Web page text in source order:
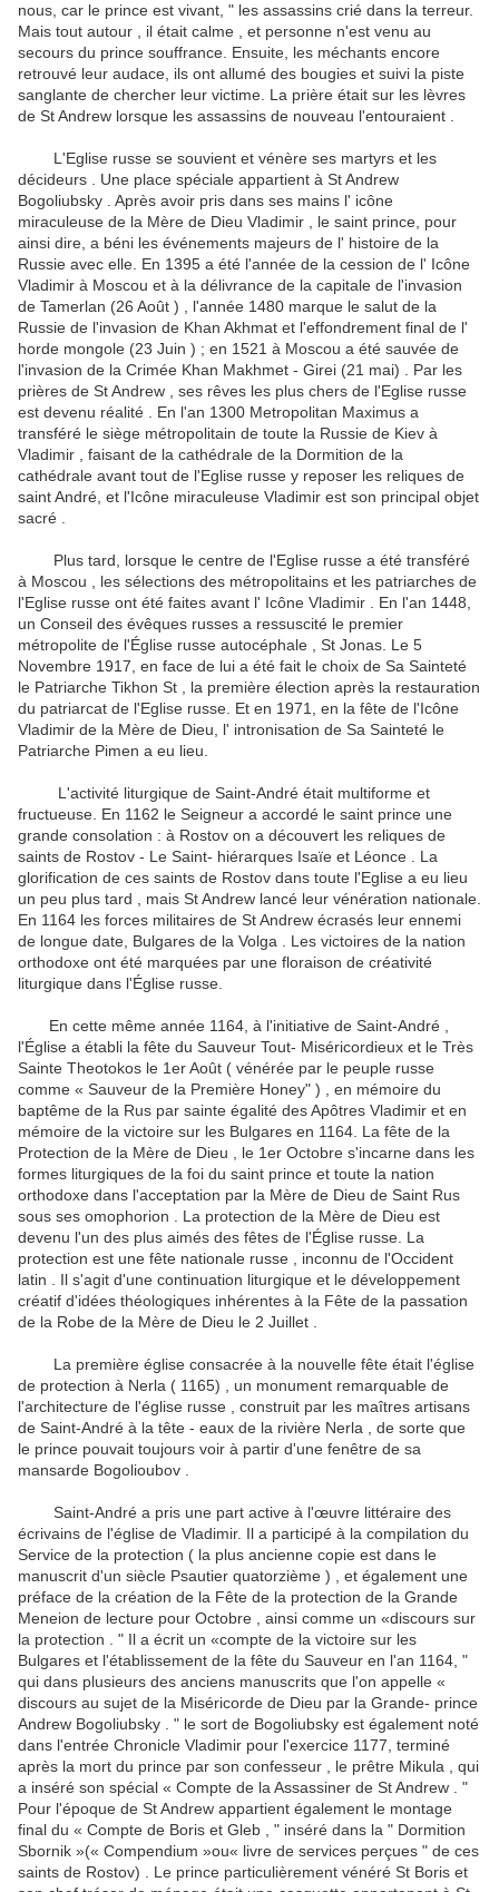
nous, car le prince est vivant, " les assassins crié dans la terreur.
Mais tout autour , il était calme , et personne n'est venu au
secours du prince souffrance. Ensuite, les méchants encore
retrouvé leur audace, ils ont allumé des bougies et suivi la piste
sanglante de chercher leur victime. La prière était sur ​​les lèvres
de St Andrew lorsque les assassins de nouveau l'entouraient .
L'Eglise russe se souvient et vénère ses martyrs et les
décideurs .
Une place spéciale appartient à St Andrew
Bogoliubsky .
Après avoir pris dans ses mains l' icône
miraculeuse de la Mère de Dieu Vladimir , le saint prince, pour
ainsi dire, a béni les événements majeurs de l' histoire de la
Russie avec elle. En 1395 a été l'année de la cession de l' Icône
Vladimir à Moscou et à la délivrance de la capitale de l'invasion
de Tamerlan (26 Août ) , l'année 1480 marque le salut de la
Russie de l'invasion de Khan Akhmat et l'effondrement final de l'
horde mongole (23 Juin ) ; en 1521 à Moscou a été sauvée de
l'invasion de la Crimée Khan Makhmet - Girei (21 mai) .
Par les
prières de St Andrew , ses rêves les plus chers de l'Eglise russe
est devenu réalité .
En l'an 1300 Metropolitan Maximus a
transféré le siège métropolitain de toute la Russie de Kiev à
Vladimir , faisant de la cathédrale de la Dormition de la
cathédrale avant tout de l'Eglise russe y reposer les reliques de
saint André, et l'Icône miraculeuse Vladimir est son principal objet
sacré .
Plus tard, lorsque le centre de l'Eglise russe a été transféré
à Moscou , les sélections des métropolitains et les patriarches de
l'Eglise russe ont été faites avant l' Icône Vladimir .
En l'an 1448,
un Conseil des évêques russes a ressuscité le premier
métropolite de l'Église russe autocéphale , St Jonas. Le 5
Novembre 1917, en face de lui a été fait le choix de Sa Sainteté
le Patriarche Tikhon St , la première élection après la restauration
du patriarcat de l'Eglise russe. Et en 1971, en ​​la fête de l'Icône
Vladimir de la Mère de Dieu, l' intronisation de Sa Sainteté le
Patriarche Pimen a eu lieu.
L'activité liturgique de Saint-André était multiforme et
fructueuse. En 1162 le Seigneur a accordé le saint prince une
grande consolation : à Rostov on a découvert les reliques de
saints de Rostov - Le Saint- hiérarques Isaïe et Léonce .
La
glorification de ces saints de Rostov dans toute l'Eglise a eu lieu
un peu plus tard , mais St Andrew lancé leur vénération nationale.
En 1164 les forces militaires de St Andrew écrasés leur ennemi
de longue date, Bulgares de la Volga .
Les victoires de la nation
orthodoxe ont été marquées par une floraison de créativité
liturgique dans l'Église russe.
En cette même année 1164, à l'initiative de Saint-André ,
l'Église a établi la fête du Sauveur Tout- Miséricordieux et le Très
Sainte Theotokos le 1er Août ( vénérée par le peuple russe
comme « Sauveur de la Première Honey" ) , en mémoire du
baptême de la Rus par sainte égalité des Apôtres Vladimir et en
mémoire de la victoire sur les Bulgares en 1164. La fête de la
Protection de la Mère de Dieu , le 1er Octobre s'incarne dans les
formes liturgiques de la foi du saint prince et toute la nation
orthodoxe dans l'acceptation par la Mère de Dieu de Saint Rus
sous ses omophorion .
La protection de la Mère de Dieu est
devenu l'un des plus aimés des fêtes de l'Église russe. La
protection est une fête nationale russe , inconnu de l'Occident
latin .
Il s'agit d'une continuation liturgique et le développement
créatif d'idées théologiques inhérentes à la Fête de la passation
de la Robe de la Mère de Dieu le 2 Juillet .
La première église consacrée à la nouvelle fête était l'église
de protection à Nerla ( 1165) , un monument remarquable de
l'architecture de l'église russe , construit par les maîtres artisans
de Saint-André à la tête - eaux de la rivière Nerla , de sorte que
le prince pouvait toujours voir à partir d'une fenêtre de sa
mansarde Bogolioubov .
Saint-André a pris une part active à l'œuvre littéraire des
écrivains de l'église de Vladimir. Il a participé à la compilation du
Service de la protection ( la plus ancienne copie est dans le
manuscrit d'un siècle Psautier quatorzième ) , et également une
préface de la création de la Fête de la protection de la Grande
Meneion de lecture pour Octobre , ainsi comme un «discours sur
la protection . " Il a écrit un «compte de la victoire sur les
Bulgares et l'établissement de la fête du Sauveur en l'an 1164, "
qui dans plusieurs des anciens manuscrits que l'on appelle «
discours au sujet de la Miséricorde de Dieu par la Grande- prince
Andrew Bogoliubsky . " le sort de Bogoliubsky est également noté
dans l'entrée Chronicle Vladimir pour l'exercice 1177, terminé
après la mort du prince par son confesseur , le prêtre Mikula , qui
a inséré son spécial « Compte de la Assassiner de St Andrew . "
Pour l'époque de St Andrew appartient également le montage
final du « Compte de Boris et Gleb , " inséré dans la " Dormition
Sbornik »(« Compendium »ou« livre de services perçues " de ces
saints de Rostov) .
Le prince particulièrement vénéré St Boris et